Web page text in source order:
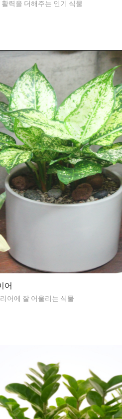
력을 더해주는 인기 식물
어
어에 잘 어울리는 식물